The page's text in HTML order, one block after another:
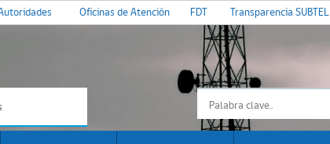
Oficinas de Atención FDT Transparencia SUBTEL